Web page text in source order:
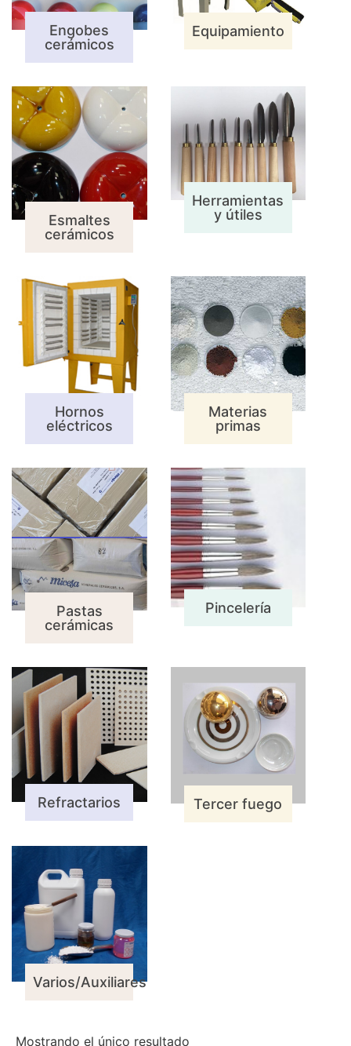
Engobes
cerámicos
Equipamiento
Esmaltes
cerámicos
Herramientas
y útiles
Hornos
eléctricos
Materias
primas
Pastas
cerámicas
Pincelería
Refractarios Tercer fuego
Varios/Auxiliares
Mostrando el único resultado